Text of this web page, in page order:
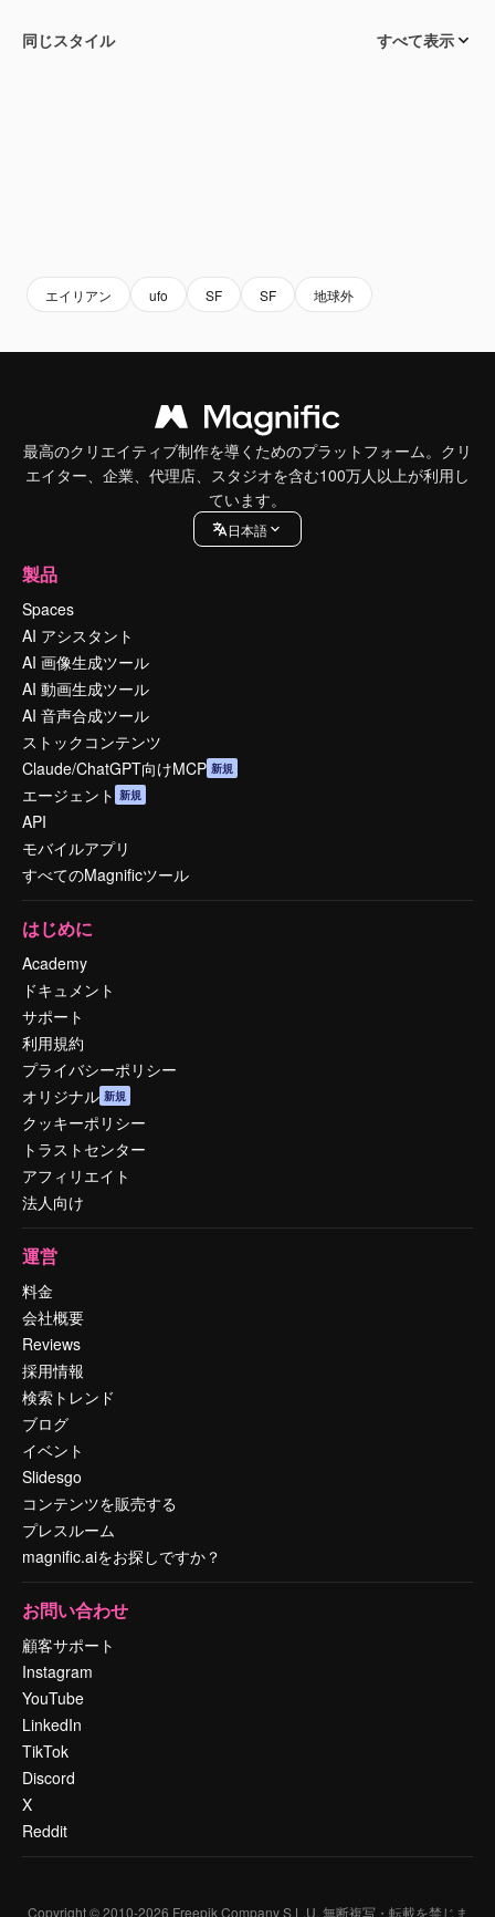
同じスタイル すべて表示
エイリアン ufo SF SF 地球外
最高のクリエイティブ制作を導くためのプラットフォーム。クリ
エイター、企業、代理店、スタジオを含む100万人以上が利用し
ています。
日本語
製品
Spaces
AI アシスタント
AI 画像生成ツール
AI 動画生成ツール
AI 音声合成ツール
ストックコンテンツ
Claude/ChatGPT向けMCP 新規
エージェント 新規
API
モバイルアプリ
すべてのMagnificツール
はじめに
Academy
ドキュメント
サポート
利用規約
プライバシーポリシー
オリジナル 新規
クッキーポリシー
トラストセンター
アフィリエイト
法人向け
運営
料金
会社概要
Reviews
採用情報
検索トレンド
ブログ
イベント
Slidesgo
コンテンツを販売する
プレスルーム
magnific.aiをお探しですか？
お問い合わせ
顧客サポート
Instagram
YouTube
LinkedIn
TikTok
Discord
X
Reddit
Copyright © 2010-2026 Freepik Company S.L.U. 無断複写・転載を禁じま